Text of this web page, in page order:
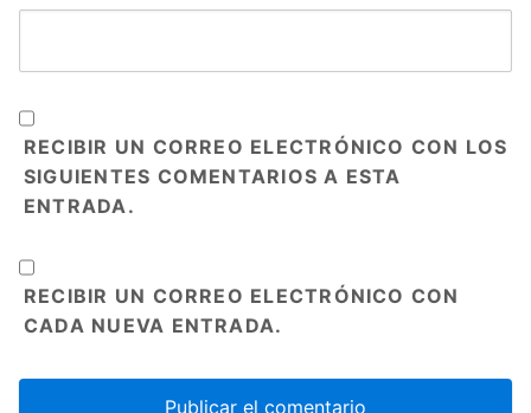
RECIBIR UN CORREO ELECTRÓNICO CON LOS
SIGUIENTES COMENTARIOS A ESTA
ENTRADA.
RECIBIR UN CORREO ELECTRÓNICO CON
CADA NUEVA ENTRADA.